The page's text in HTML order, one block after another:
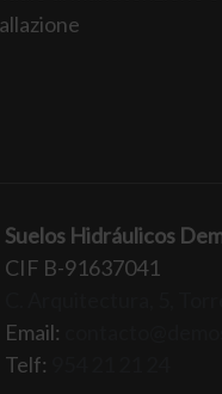
Suelos Hidráulicos
CIF B-91637041
Email:
Telf: